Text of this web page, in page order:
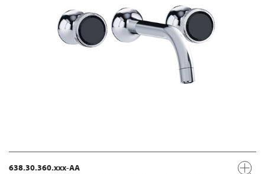
638.30.360.xxx-AA